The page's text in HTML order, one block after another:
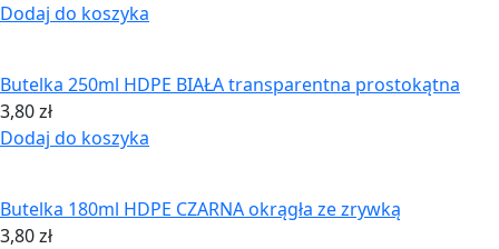
Dodaj do koszyka
Butelka 250ml HDPE BIAŁA transparentna prostokątna
3,80zł
Dodaj do koszyka
Butelka 180ml HDPE CZARNA okrągła ze zrywką
3,80zł